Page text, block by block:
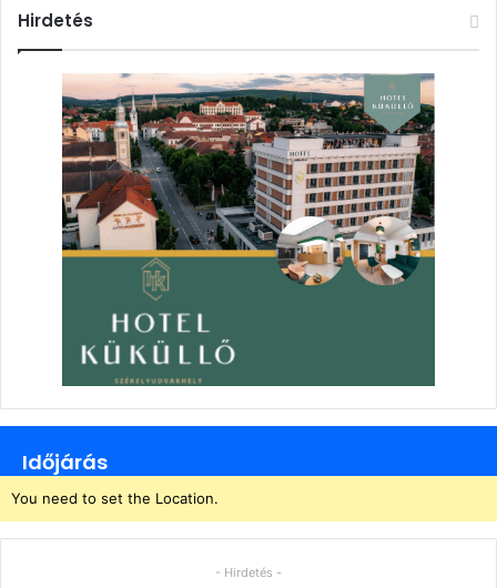
Hirdetés
Időjárás
You need to set the Location.
- Hirdetés -